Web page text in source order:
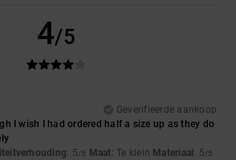
4/5
Geverifieerde aankoop
I wish I had ordered half a size up as they do
: 5/5 Maat: Te klein Materiaal : 5/5